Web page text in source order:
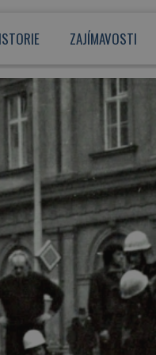
ZAJÍMAVOSTI